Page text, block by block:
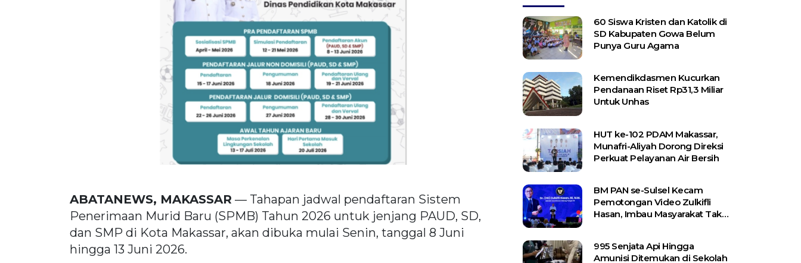
ABATANEWS, MAKASSAR — Tahapan jadwal pendaftaran Sistem
Penerimaan Murid Baru (SPMB) Tahun 2026 untuk jenjang PAUD, SD,
dan SMP di Kota Makassar, akan dibuka mulai Senin, tanggal 8 Juni
hingga 13 Juni 2026.
60 Siswa Kristen dan Katolik di
SD Kabupaten Gowa Belum
Punya Guru Agama
Kemendikdasmen Kucurkan
Pendanaan Riset Rp31,3 Miliar
Untuk Unhas
HUT ke-102 PDAM Makassar,
Munafri-Aliyah Dorong Direksi
Perkuat Pelayanan Air Bersih
BM PAN se-Sulsel Kecam
Pemotongan Video Zulkifli
Hasan, Imbau Masyarakat Tak
995 Senjata Api Hingga
Amunisi Ditemukan di Sekolah